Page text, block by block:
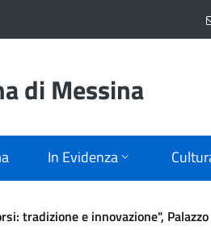
di Messina
In Evidenza
tradizione e innovazione",